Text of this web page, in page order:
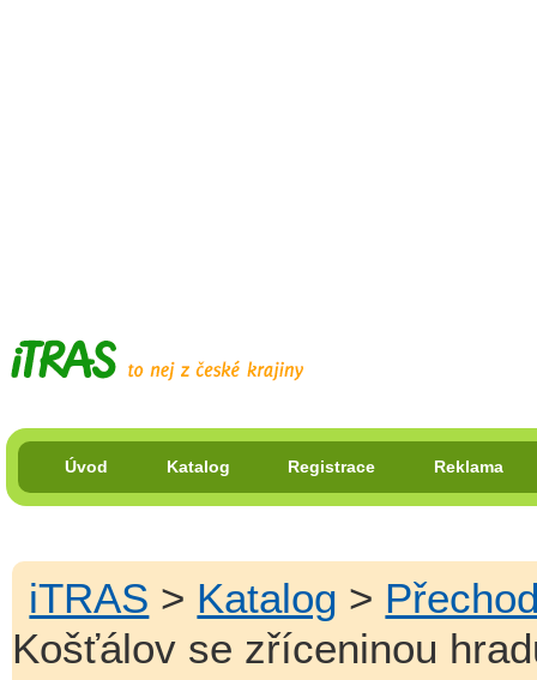
Úvod Katalog Registrace Reklama
iTRAS > Katalog >
Košťálov se zříceninou